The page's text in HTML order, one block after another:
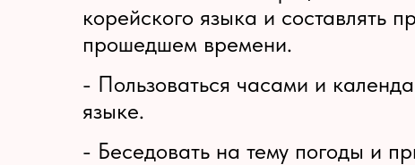
корейского языка и составлять
прошедшем времени.
- Пользоваться часами и
языке.
- Беседовать на тему погоды и